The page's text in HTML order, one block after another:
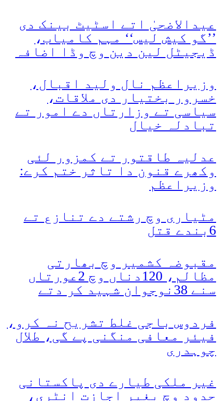
عیدالاضحیٰ اتے اسٹیٹ بینک دی
’’گو کیش لیس‘‘ مہم کامیاب،
ڈیجیٹل لین دین وچ وڈا اضافہ
وزیراعظم نال ولید اقبال،
خسرور بختیار دی ملاقات،
سیاسی تے وزارتاں دے امور تے
تبادلہ خیال
عدلیہ طاقتور تے کمزور لئی
وکھرے قنون دا تاثر ختم کرے:
وزیراعظم
مٹیاری وچ رشتے دے تنازع تے
6بندے قتل
مقبوضہ کشمیر وچ بھارتی
مظالم، 120دناں وچ 2عورتاں
سنے 38نوجوان شہید کر دتے
فردوس باجی غلط تشریح نہ کرو،
فیئر معافی منگنی پے گی، طلال
چوہدری
غیر ملکی طیارے دی پاکستانی
حدود وچ بغیر اجازت انٹری،